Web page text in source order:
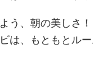
う、朝の美しさ
は、もともとル